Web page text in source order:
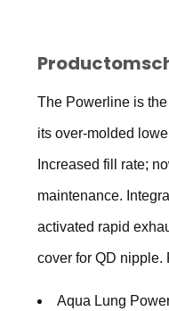
The Powerline is
its over-molded
Increased fill rate;
maintenance.
activated rapid
cover for QD nipple.
Aqua Lung